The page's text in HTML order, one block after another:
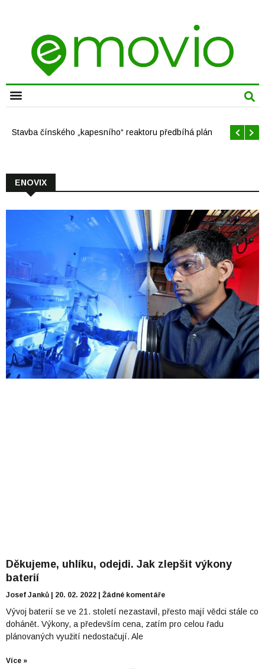
Stavba čínského „kapesního“ reaktoru předbíhá plán
ENOVIX
Děkujeme, uhlíku, odejdi. Jak zlepšit výkony
baterií
Josef Janků 20. 02. 2022 Žádné komentáře
Vývoj baterií se ve 21. století nezastavil, přesto mají vědci stále co
dohánět. Výkony, a především cena, zatím pro celou řadu
plánovaných využití nedostačují. Ale
Více »